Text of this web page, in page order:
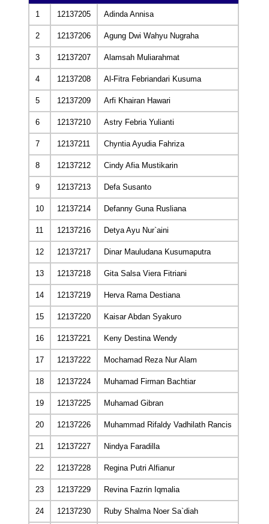
1 12137205 Adinda Annisa
2 12137206 Agung Dwi Wahyu Nugraha
3 12137207 Alamsah Muliarahmat
4 12137208 Al-Fitra Febriandari Kusuma
5 12137209 Arfi Khairan Hawari
6 12137210 Astry Febria Yulianti
7 12137211 Chyntia Ayudia Fahriza
8 12137212 Cindy Afia Mustikarin
9 12137213 Defa Susanto
10 12137214 Defanny Guna Rusliana
11 12137216 Detya Ayu Nur`aini
12 12137217 Dinar Mauludana Kusumaputra
13 12137218 Gita Salsa Viera Fitriani
14 12137219 Herva Rama Destiana
15 12137220 Kaisar Abdan Syakuro
16 12137221 Keny Destina Wendy
17 12137222 Mochamad Reza Nur Alam
18 12137224 Muhamad Firman Bachtiar
19 12137225 Muhamad Gibran
20 12137226 Muhammad Rifaldy Vadhilath Rancis
21 12137227 Nindya Faradilla
22 12137228 Regina Putri Alfianur
23 12137229 Revina Fazrin Iqmalia
24 12137230 Ruby Shalma Noer Sa`diah